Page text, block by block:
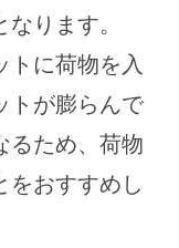
ります。
トに荷物を入
トが膨らんで
るため、荷物
をおすすめし